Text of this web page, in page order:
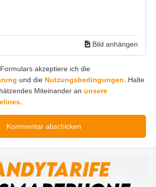
Bild anhängen
akzeptiere ich die
und die Nutzungsbedingungen. Halte
Miteinander an unsere